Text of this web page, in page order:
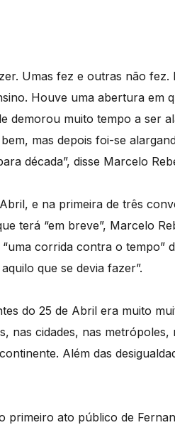
Umas fez e outras não fez.
Houve uma abertura em
demorou muito tempo a ser
mas depois foi-se
década”, disse Marcelo
e na primeira de três
terá “em breve”, Marcelo
corrida contra o tempo”
que se devia fazer”.
do 25 de Abril era muito
nas cidades, nas metrópoles,
Além das
primeiro ato público de